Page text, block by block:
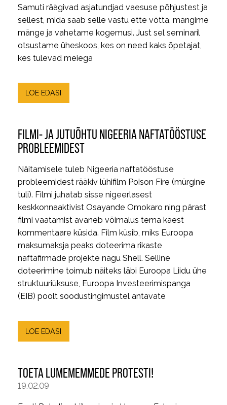
Samuti räägivad asjatundjad vaesuse põhjustest ja
sellest, mida saab selle vastu ette võtta, mängime
mänge ja vahetame kogemusi. Just sel seminaril
otsustame üheskoos, kes on need kaks õpetajat,
kes tulevad meiega
LOE EDASI
FILMI- JA JUTUÕHTU NIGEERIA NAFTATÖÖSTUSE
PROBLEEMIDEST
Näitamisele tuleb Nigeeria naftatööstuse
probleemidest rääkiv lühifilm Poison Fire (mürgine
tuli). Filmi juhatab sisse nigeerlasest
keskkonnaaktivist Osayande Omokaro ning pärast
filmi vaatamist avaneb võimalus tema käest
kommentaare küsida. Film küsib, miks Euroopa
maksumaksja peaks doteerima rikaste
naftafirmade projekte nagu Shell. Selline
doteerimine toimub näiteks läbi Euroopa Liidu ühe
struktuuriüksuse, Euroopa Investeerimispanga
(EIB) poolt soodustingimustel antavate
LOE EDASI
TOETA LUMEMEMMEDE PROTESTI!
19.02.09